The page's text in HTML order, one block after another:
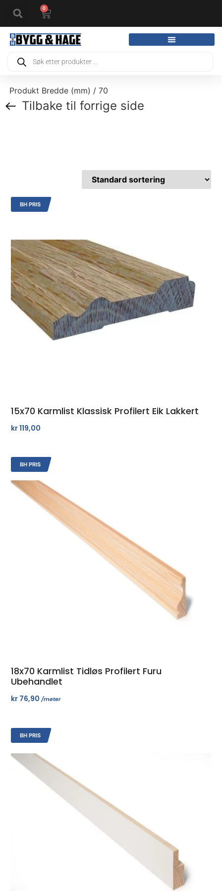
0
Produkt Bredde (mm) / 70
Tilbake til forrige side
BH PRIS
15x70 Karmlist Klassisk Profilert Eik Lakkert
kr119,00
BH PRIS
18x70 Karmlist Tidløs Profilert Furu
Ubehandlet
kr 76,90 /meter
BH PRIS